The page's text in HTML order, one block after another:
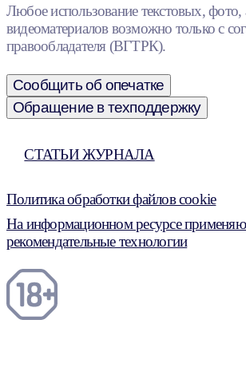
Любое использование текстовых, фото,
видеоматериалов возможно только с
правообладателя (ВГТРК).
Сообщить об опечатке
Обращение в техподдержку
СТАТЬИ ЖУРНАЛА
Политика обработки файлов cookie
На информационном ресурсе
рекомендательные технологии